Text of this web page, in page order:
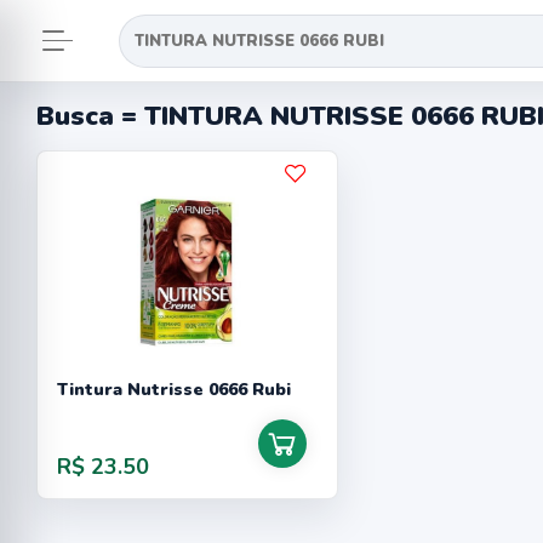
Busca = TINTURA NUTRISSE 0666 RUBI
Tintura Nutrisse 0666 Rubi
R$ 23.50